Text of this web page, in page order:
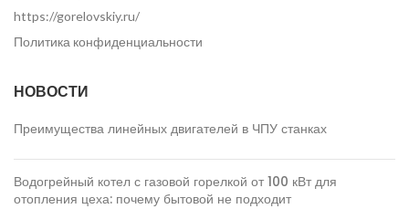
https://gorelovskiy.ru/
Политика конфиденциальности
НОВОСТИ
Преимущества линейных двигателей в ЧПУ станках
Водогрейный котел с газовой горелкой от 100 кВт для
отопления цеха: почему бытовой не подходит